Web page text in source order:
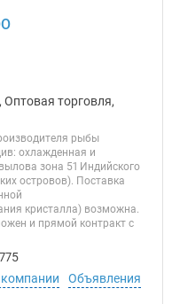
торговля,
рыбы
охлажденная и
зона 51 Индийского
островов). Поставка
кристалла) возможна.
и прямой контракт с
Объявления